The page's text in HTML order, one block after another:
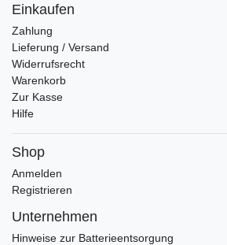
Einkaufen
Zahlung
Lieferung / Versand
Widerrufsrecht
Warenkorb
Zur Kasse
Hilfe
Shop
Anmelden
Registrieren
Unternehmen
Hinweise zur Batterieentsorgung